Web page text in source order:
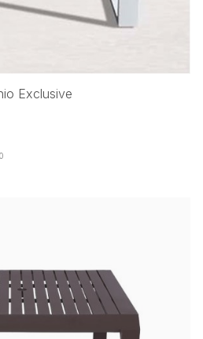
Exclusive